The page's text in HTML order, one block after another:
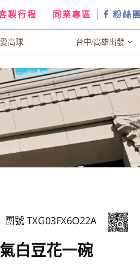
製行程 同業專區 粉絲團
愛高球 台中/高雄出發
團號 TXG03FX6O22A
白豆花一碗